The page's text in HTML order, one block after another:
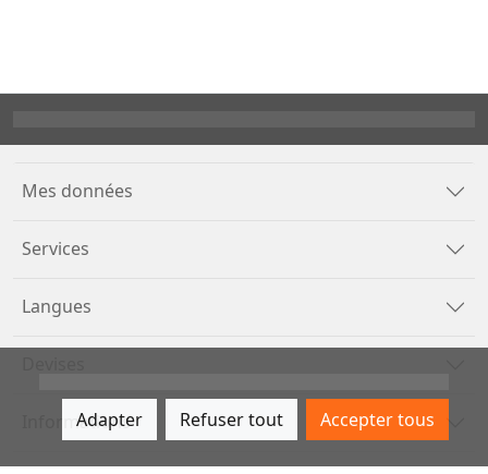
Mes données
Services
Langues
Informations
Adapter Refuser tout Accepter tous